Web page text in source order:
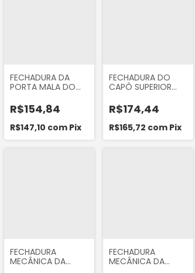
FECHADURA DA
PORTA MALA DO
2007
R$154,84
R$147,10 com Pix
FECHADURA DO
CAPÔ SUPERIOR
RENAULT MASTER
2002 A 2012 ORI
85109
R$174,44
R$165,72 com Pix
FECHADURA
MECÂNICA DA
FECHADURA
MECÂNICA DA